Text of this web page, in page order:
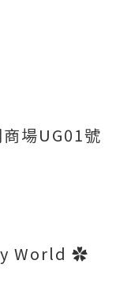
場UG01號
World ✿